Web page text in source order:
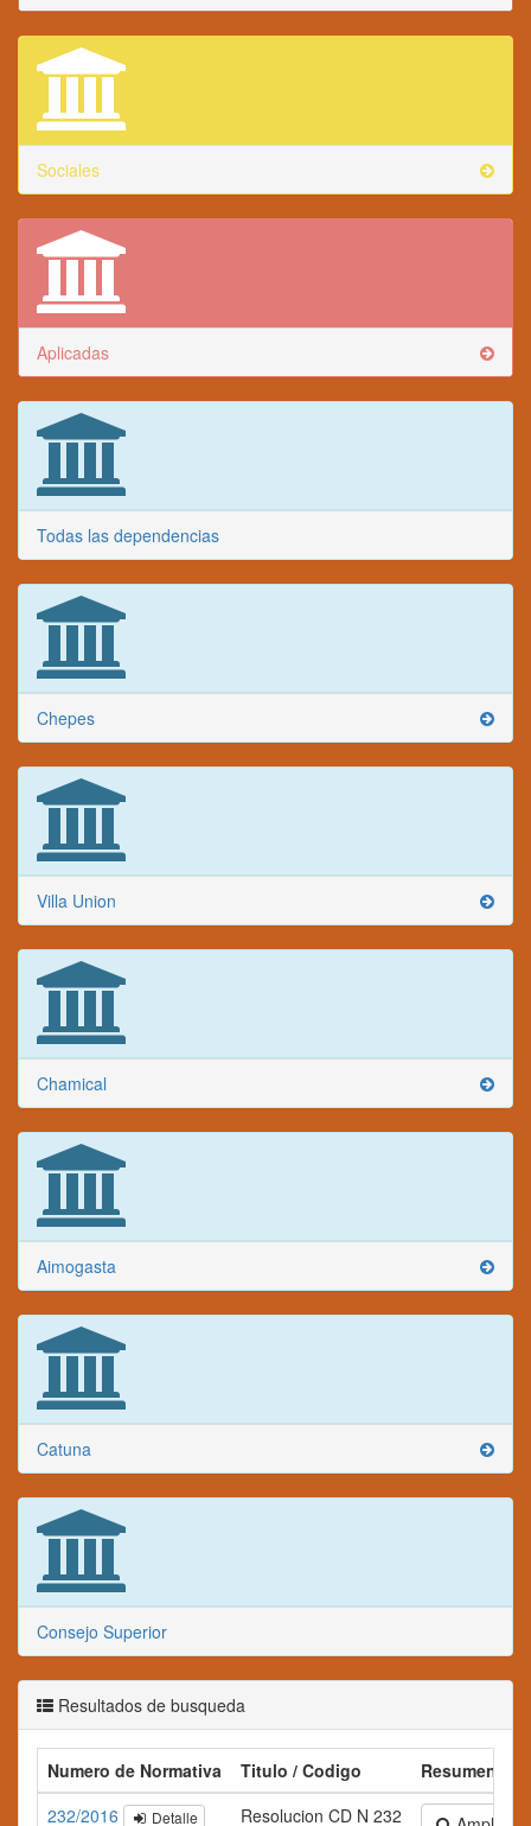
Sociales
Aplicadas
Todas las dependencias
Chepes
Villa Union
Chamical
Aimogasta
Catuna
Consejo Superior
Resultados de busqueda
Numero de Normativa Titulo / Codigo
Resumen
232/2016
Detalle Resolucion CD N 232